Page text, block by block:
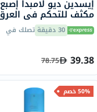
إيسدين ديو لامبدا إصبع
ساعة بكرة دوارة 50 مل
30 دقيقة تصلك في
39.38
78.75
50% خصم